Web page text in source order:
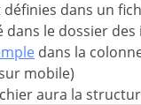
définies dans un
dans le dossier
dans la
mobile)
aura la